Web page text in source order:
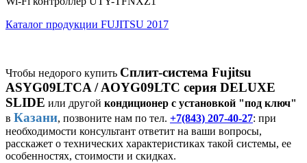
Каталог продукции FUJITSU 2017
Чтобы недорого купить Сплит-система Fujitsu
ASYG09LTCA / AOYG09LTC серия DELUXE
SLIDE или другой кондиционер с установкой "под ключ"
в Казани, позвоните нам по тел. +7(843) 207-40-27: при
необходимости консультант ответит на ваши вопросы,
расскажет о технических характеристиках такой системы, ее
особенностях, стоимости и скидках.